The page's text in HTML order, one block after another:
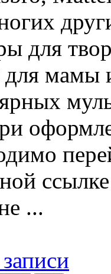
для
для мамы
...